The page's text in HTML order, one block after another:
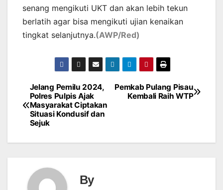
senang mengikuti UKT dan akan lebih tekun
berlatih agar bisa mengikuti ujian kenaikan
tingkat selanjutnya.(AWP/Red)
Post
navigation
Pemkab Pulang Pisau
Kembali Raih WTP
Jelang Pemilu 2024,
Polres Pulpis Ajak
Masyarakat Ciptakan
Situasi Kondusif dan
Sejuk
By